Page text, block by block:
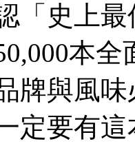
「史上
本
牌與風
定要有這